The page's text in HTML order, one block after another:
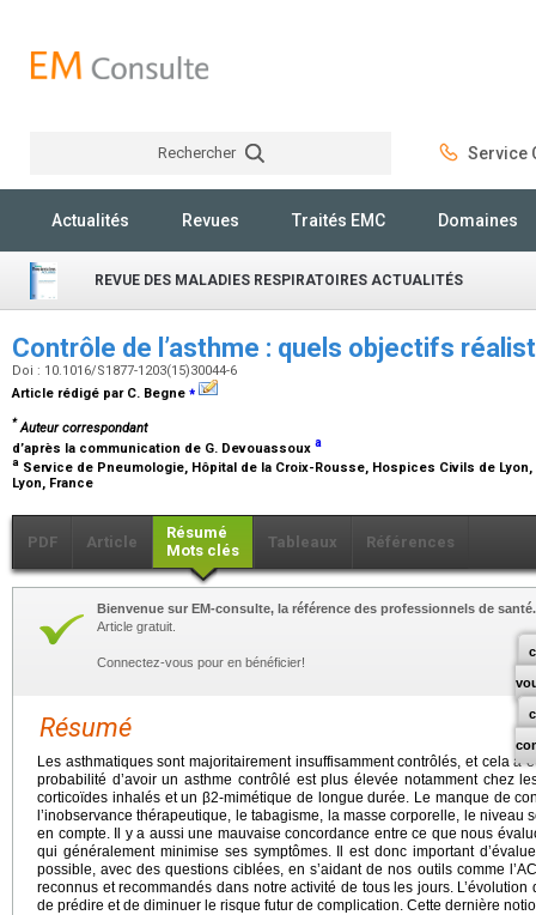
Rechercher Service
Actualités Revues Traités EMC Domaines
REVUE DES MALADIES RESPIRATOIRES ACTUALITÉS
Contrôle de l’asthme : quels objectifs
Doi : 10.1016/S1877-1203(15)30044-6
Article rédigé par C. Begne ⁎
* Auteur correspondant
d’après la communication de G. Devouassoux a
a Service de Pneumologie, Hôpital de la Croix-Rousse, Hospices Civils de Lyon,
Lyon, France
PDF Article
Résumé
Mots clés
Tableaux Références
Bienvenue sur EM-consulte, la référence des professionnels de santé.
Article gratuit.
Connectez-vous pour en bénéficier!
Résumé
Les asthmatiques sont majoritairement insuffisamment contrôlés, et cela a
probabilité d’avoir un asthme contrôlé est plus élevée notamment chez
corticoïdes inhalés et un β2-mimétique de longue durée. Le manque de
l’inobservance thérapeutique, le tabagisme, la masse corporelle, le
en compte. Il y a aussi une mauvaise concordance entre ce que nous
qui généralement minimise ses symptômes. Il est donc important
possible, avec des questions ciblées, en s’aidant de nos outils comme
reconnus et recommandés dans notre activité de tous les jours.
de prédire et de diminuer le risque futur de complication. Cette dernière